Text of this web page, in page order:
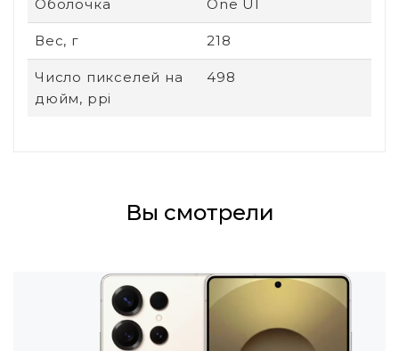
Оболочка One UI
Вес, г 218
Число пикселей на
дюйм, ppi
498
Вы смотрели